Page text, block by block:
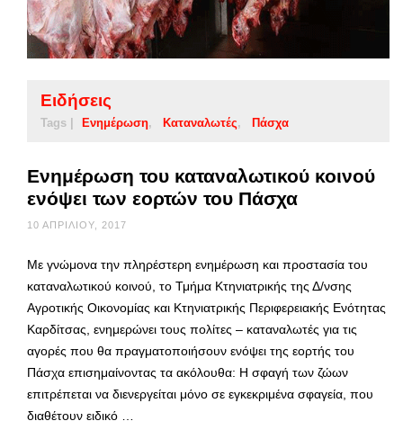
Ειδήσεις
Tags | Ενημέρωση Καταναλωτές Πάσχα
Ενημέρωση του καταναλωτικού κοινού
ενόψει των εορτών του Πάσχα
10 ΑΠΡΙΛΊΟΥ, 2017
Με γνώμονα την πληρέστερη ενημέρωση και προστασία του
καταναλωτικού κοινού, το Τμήμα Κτηνιατρικής της Δ/νσης
Αγροτικής Οικονομίας και Κτηνιατρικής Περιφερειακής Ενότητας
Καρδίτσας, ενημερώνει τους πολίτες – καταναλωτές για τις
αγορές που θα πραγματοποιήσουν ενόψει της εορτής του
Πάσχα επισημαίνοντας τα ακόλουθα: Η σφαγή των ζώων
επιτρέπεται να διενεργείται μόνο σε εγκεκριμένα σφαγεία, που
διαθέτουν ειδικό …